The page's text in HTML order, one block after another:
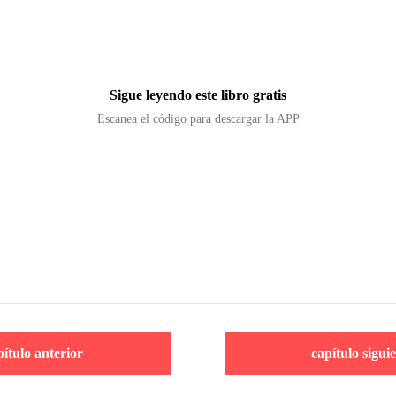
Sigue leyendo este libro gratis
Escanea el código para descargar la APP
anterior capítulo